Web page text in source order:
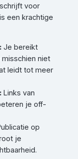
voor
een krachtige
Je bereikt
niet
leidt tot meer
Links van
je off-
op
je